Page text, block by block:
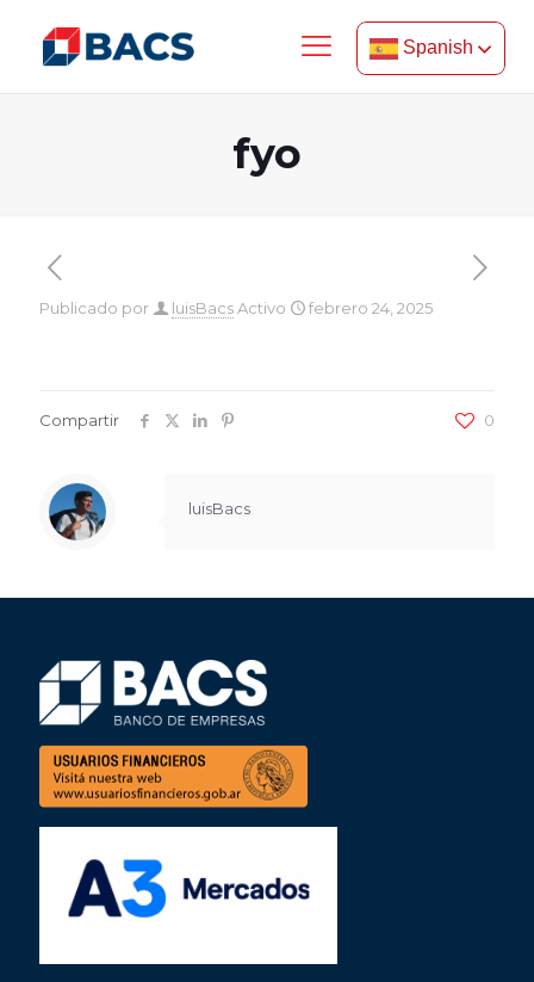
Spanish
fyo
Publicado por luisBacsActivo febrero 24, 2025
Compartir 0
luisBacs